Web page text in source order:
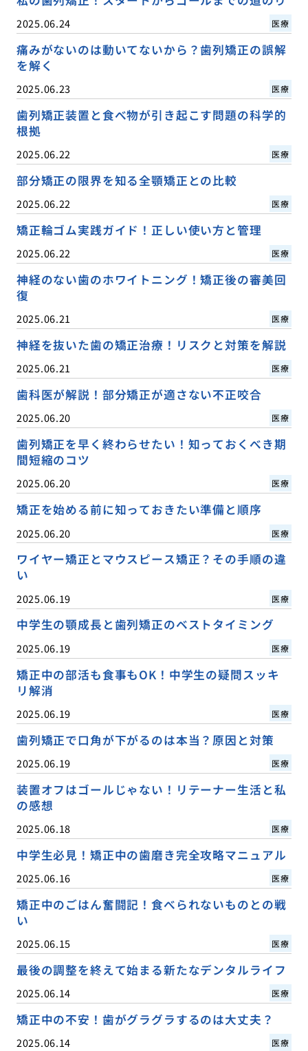
2025.06.24 医療
痛みがないのは動いてないから？歯列矯正の誤解
を解く
2025.06.23 医療
歯列矯正装置と食べ物が引き起こす問題の科学的
根拠
2025.06.22 医療
部分矯正の限界を知る全顎矯正との比較
2025.06.22 医療
矯正輪ゴム実践ガイド！正しい使い方と管理
2025.06.22 医療
神経のない歯のホワイトニング！矯正後の審美回
復
2025.06.21 医療
神経を抜いた歯の矯正治療！リスクと対策を解説
2025.06.21 医療
歯科医が解説！部分矯正が適さない不正咬合
2025.06.20 医療
歯列矯正を早く終わらせたい！知っておくべき期
間短縮のコツ
2025.06.20 医療
矯正を始める前に知っておきたい準備と順序
2025.06.20 医療
ワイヤー矯正とマウスピース矯正？その手順の違
い
2025.06.19 医療
中学生の顎成長と歯列矯正のベストタイミング
2025.06.19 医療
矯正中の部活も食事もOK！中学生の疑問スッキ
リ解消
2025.06.19 医療
歯列矯正で口角が下がるのは本当？原因と対策
2025.06.19 医療
装置オフはゴールじゃない！リテーナー生活と私
の感想
2025.06.18 医療
中学生必見！矯正中の歯磨き完全攻略マニュアル
2025.06.16 医療
矯正中のごはん奮闘記！食べられないものとの戦
い
2025.06.15 医療
最後の調整を終えて始まる新たなデンタルライフ
2025.06.14 医療
矯正中の不安！歯がグラグラするのは大丈夫？
2025.06.14 医療